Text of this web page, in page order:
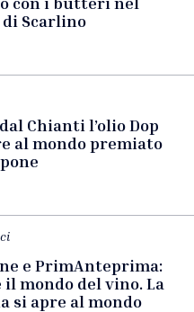
di Scarlino
Chianti l’olio Dop
al mondo premiato
e PrimAnteprima:
mondo del vino. La
si apre al mondo